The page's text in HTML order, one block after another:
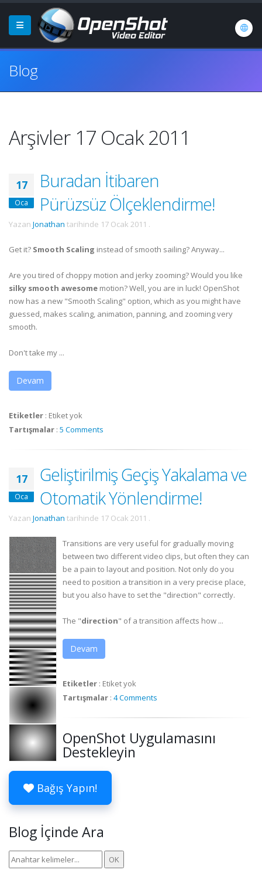
Blog
Arşivler 17 Ocak 2011
17
Oca
Buradan İtibaren
Pürüzsüz Ölçeklendirme!
Yazan Jonathan tarihinde 17 Ocak 2011 .
Get it? Smooth Scaling instead of smooth sailing? Anyway...
Are you tired of choppy motion and jerky zooming? Would you like
silky smooth awesome motion? Well, you are in luck! OpenShot
now has a new "Smooth Scaling" option, which as you might have
guessed, makes scaling, animation, panning, and zooming very
smooth.
Don't take my ...
Devam
Etiketler : Etiket yok
Tartışmalar : 5 Comments
17
Oca
Geliştirilmiş Geçiş Yakalama ve
Otomatik Yönlendirme!
Yazan Jonathan tarihinde 17 Ocak 2011 .
Transitions are very useful for gradually moving
between two different video clips, but often they can
be a pain to layout and position. Not only do you
need to position a transition in a very precise place,
but you also have to set the "direction" correctly.
The "direction" of a transition affects how ...
Devam
Etiketler : Etiket yok
Tartışmalar : 4 Comments
OpenShot Uygulamasını
Destekleyin
Bağış Yapın!
Blog İçinde Ara